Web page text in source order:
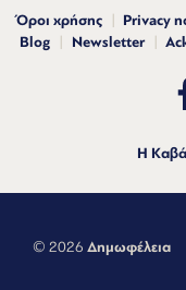
Όροι χρήσης Privacy
Blog
Newsletter
Η
© 2026 Δημωφέλεια